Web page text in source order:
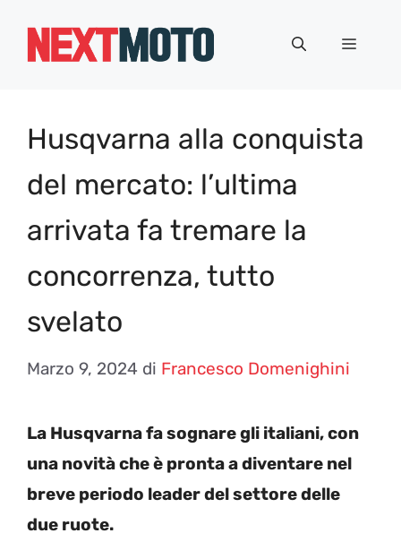
Menu
Husqvarna alla conquista
del mercato: l’ultima
arrivata fa tremare la
concorrenza, tutto
svelato
Marzo 9, 2024 di Francesco Domenighini
La Husqvarna fa sognare gli italiani, con
una novità che è pronta a diventare nel
breve periodo leader del settore delle
due ruote.